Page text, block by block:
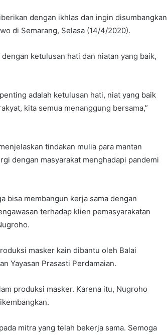
dengan ikhlas dan ingin disumbangkan
di Semarang, Selasa (14/4/2020).
ketulusan hati dan niatan yang baik,
adalah ketulusan hati, niat yang baik
kita semua menanggung bersama,”
tindakan mulia para mantan
dengan masyarakat menghadapi pandemi
bisa membangun kerja sama dengan
terhadap klien pemasyarakatan
masker kain dibantu oleh Balai
Yayasan Prasasti Perdamaian.
produksi masker. Karena itu, Nugroho
mitra yang telah bekerja sama. Semoga